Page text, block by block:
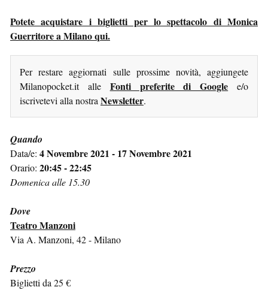
Potete acquistare i biglietti per lo spettacolo di Monica
Guerritore a Milano qui.
Per restare aggiornati sulle prossime novità, aggiungete
Milanopocket.it alle Fonti preferite di Google e/o
iscrivetevi alla nostra Newsletter.
Quando
Data/e: 4 Novembre 2021 - 17 Novembre 2021
Orario: 20:45 - 22:45
Domenica alle 15.30
Dove
Teatro Manzoni
Via A. Manzoni, 42 - Milano
Prezzo
Biglietti da 25 €